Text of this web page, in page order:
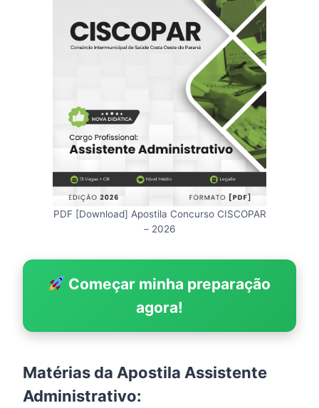
PDF [Download] Apostila Concurso CISCOPAR
– 2026
Começar minha preparação
agora!
Matérias da Apostila Assistente
Administrativo: